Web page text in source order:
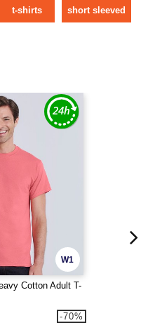
t-shirts short sleeved
W1
Cotton Adult T-
-70%